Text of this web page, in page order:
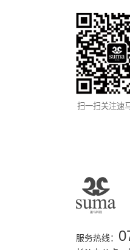
扫一扫关注速
服务热线：